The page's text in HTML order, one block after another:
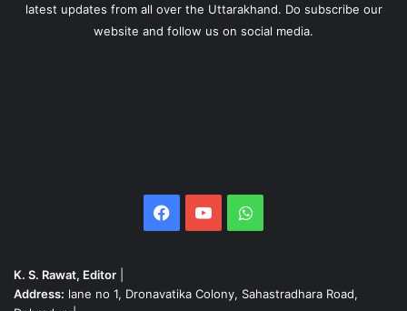
latest updates from all over the Uttarakhand. Do subscribe our
website and follow us on social media.
Facebook
YouTubeWhatsApp
K. S. Rawat, Editor
Address: lane no 1, Dronavatika Colony, Sahastradhara Road,